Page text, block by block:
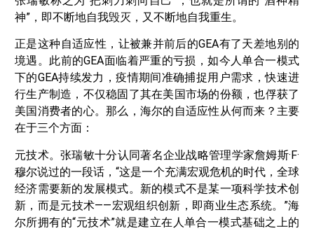
神”，即不断地自我毁灭，又不断地自我重生。
正是这种自适应性，让被兼并前后的GEA有了天差地别的
境遇。此前的GEA面临着严重的亏损，如今人单合一模式
下的GEA持续发力，疫情期间准确捕捉用户需求，快速进
行生产制造，不仅稳固了其在美国市场的份额，也俘获了
美国消费者的心。那么，海尔的自适应性从何而来？主要
在于三个方面：
元技术。张瑞敏十分认同著名企业战略管理学家詹姆斯·F·
穆尔说过的一段话，“这是一个充满宏观危机的时代，全球
经济需要新的发展模式。新的模式不是某一项科学技术创
新，而是元技术——宏观组织创新，即商业生态系统。”海
尔所拥有的“元技术”就是建立在人单合一模式基础之上的